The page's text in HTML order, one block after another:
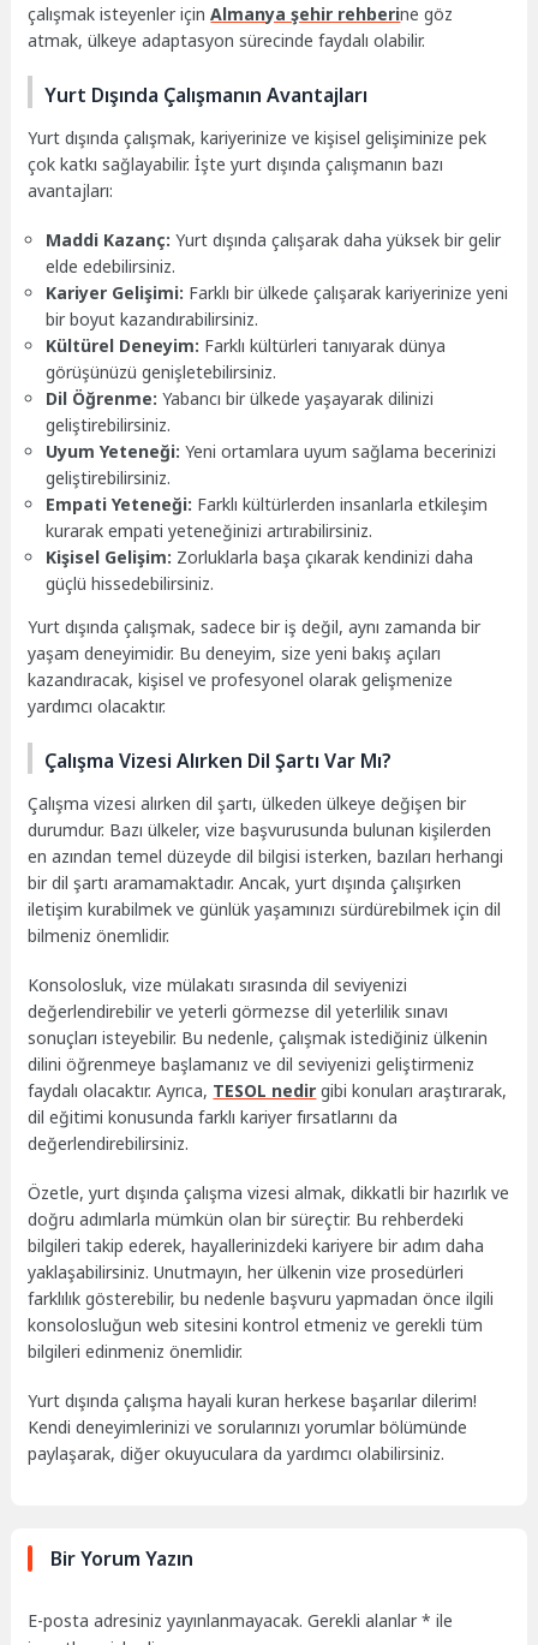
çalışmak isteyenler içinAlmanya şehir rehberine göz
atmak, ülkeye adaptasyon sürecinde faydalı olabilir.
Yurt Dışında Çalışmanın Avantajları
Yurt dışında çalışmak, kariyerinize ve kişisel gelişiminize pek
çok katkı sağlayabilir. İşte yurt dışında çalışmanın bazı
avantajları:
Maddi Kazanç: Yurt dışında çalışarak daha yüksek bir gelir
elde edebilirsiniz.
Kariyer Gelişimi: Farklı bir ülkede çalışarak kariyerinize yeni
bir boyut kazandırabilirsiniz.
Kültürel Deneyim: Farklı kültürleri tanıyarak dünya
görüşünüzü genişletebilirsiniz.
Dil Öğrenme: Yabancı bir ülkede yaşayarak dilinizi
geliştirebilirsiniz.
Uyum Yeteneği: Yeni ortamlara uyum sağlama becerinizi
geliştirebilirsiniz.
Empati Yeteneği: Farklı kültürlerden insanlarla etkileşim
kurarak empati yeteneğinizi artırabilirsiniz.
Kişisel Gelişim: Zorluklarla başa çıkarak kendinizi daha
güçlü hissedebilirsiniz.
Yurt dışında çalışmak, sadece bir iş değil, aynı zamanda bir
yaşam deneyimidir. Bu deneyim, size yeni bakış açıları
kazandıracak, kişisel ve profesyonel olarak gelişmenize
yardımcı olacaktır.
Çalışma Vizesi Alırken Dil Şartı Var Mı?
Çalışma vizesi alırken dil şartı, ülkeden ülkeye değişen bir
durumdur. Bazı ülkeler, vize başvurusunda bulunan kişilerden
en azından temel düzeyde dil bilgisi isterken, bazıları herhangi
bir dil şartı aramamaktadır. Ancak, yurt dışında çalışırken
iletişim kurabilmek ve günlük yaşamınızı sürdürebilmek için dil
bilmeniz önemlidir.
Konsolosluk, vize mülakatı sırasında dil seviyenizi
değerlendirebilir ve yeterli görmezse dil yeterlilik sınavı
sonuçları isteyebilir. Bu nedenle, çalışmak istediğiniz ülkenin
dilini öğrenmeye başlamanız ve dil seviyenizi geliştirmeniz
faydalı olacaktır. Ayrıca, TESOL nedir gibi konuları araştırarak,
dil eğitimi konusunda farklı kariyer fırsatlarını da
değerlendirebilirsiniz.
Özetle, yurt dışında çalışma vizesi almak, dikkatli bir hazırlık ve
doğru adımlarla mümkün olan bir süreçtir. Bu rehberdeki
bilgileri takip ederek, hayallerinizdeki kariyere bir adım daha
yaklaşabilirsiniz. Unutmayın, her ülkenin vize prosedürleri
farklılık gösterebilir, bu nedenle başvuru yapmadan önce ilgili
konsolosluğun web sitesini kontrol etmeniz ve gerekli tüm
bilgileri edinmeniz önemlidir.
Yurt dışında çalışma hayali kuran herkese başarılar dilerim!
Kendi deneyimlerinizi ve sorularınızı yorumlar bölümünde
paylaşarak, diğer okuyuculara da yardımcı olabilirsiniz.
Bir Yorum Yazın
E-posta adresiniz yayınlanmayacak. Gerekli alanlar* ile